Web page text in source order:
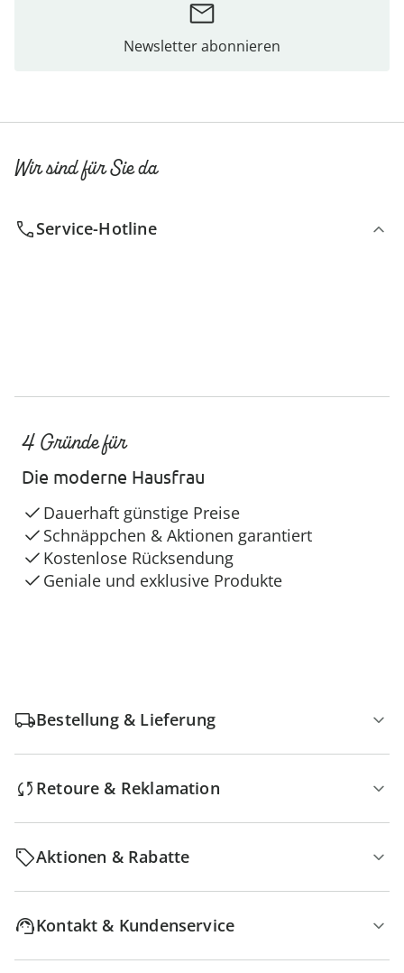
Newsletter abonnieren
Wir sind für Sie da
Service-Hotline
4 Gründe für
Die moderne Hausfrau
Dauerhaft günstige Preise
Schnäppchen & Aktionen garantiert
Kostenlose Rücksendung
Geniale und exklusive Produkte
Bestellung & Lieferung
Retoure & Reklamation
Aktionen & Rabatte
Kontakt & Kundenservice